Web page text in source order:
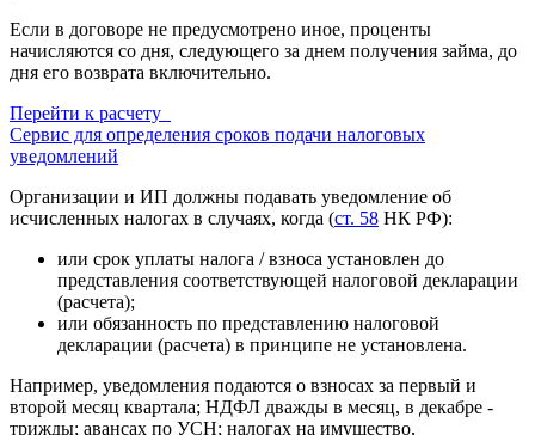
Если в договоре не предусмотрено иное, проценты
начисляются со дня, следующего за днем получения займа, до
дня его возврата включительно.
Перейти к расчету
Сервис для определения сроков подачи налоговых
уведомлений
Организации и ИП должны подавать уведомление об
исчисленных налогах в случаях, когда (ст. 58 НК РФ):
или срок уплаты налога / взноса установлен до
представления соответствующей налоговой декларации
(расчета);
или обязанность по представлению налоговой
декларации (расчета) в принципе не установлена.
Например, уведомления подаются о взносах за первый и
второй месяц квартала; НДФЛ дважды в месяц, в декабре -
трижды; авансах по УСН; налогах на имущество,